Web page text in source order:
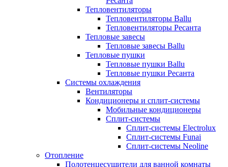
Тепловентиляторы
Тепловентиляторы Ballu
Тепловентиляторы Ресанта
Тепловые завесы
Тепловые завесы Ballu
Тепловые пушки
Тепловые пушки Ballu
Тепловые пушки Ресанта
Системы охлаждения
Вентиляторы
Кондиционеры и сплит-системы
Мобильные кондиционеры
Сплит-системы
Сплит-системы Electrolux
Сплит-системы Funai
Сплит-системы Neoline
Отопление
Полотенцесушители для ванной комнаты